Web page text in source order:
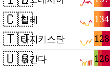
🇨🇱 134
칠레
🇹🇯 128
타지키스탄
🇺🇬 126
우간다